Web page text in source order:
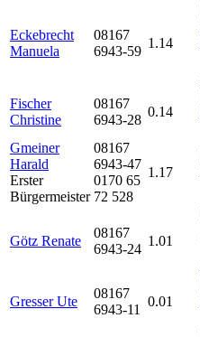
Eckebrecht
Manuela
08167
6943-59
1.14
Fischer
Christine
08167
6943-28
0.14
Gmeiner
Harald
Erster
Bürgermeister
08167
6943-47
0170 65
72 528
1.17
Götz Renate
08167
6943-24
1.01
Gresser Ute
08167
6943-11
0.01